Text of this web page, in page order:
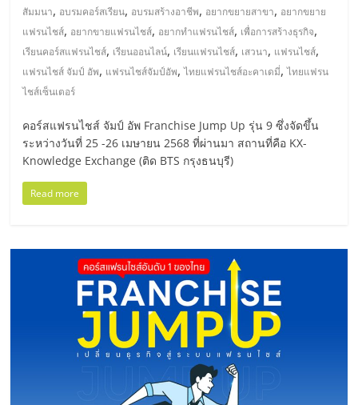
แฟ
รน
ไชส์
แฟ
รน
ขาย
หน้า
บ้าน
ลงทุน
น้อย
สัมมนา, อบรมคอร์สเรียน, อบรมสร้างอาชีพ, อยากขยายสาขา, อยากขยาย
แฟรนไชส์, อยากขายแฟรนไชส์, อยากทำแฟรนไชส์, เพื่อการสร้างธุรกิจ,
เรียนคอร์สแฟรนไชส์, เรียนออนไลน์, เรียนแฟรนไชส์, เสวนา, แฟรนไชส์,
แฟรนไชส์ จัมป์ อัพ, แฟรนไชส์จัมป์อัพ,ไทยแฟรนไชส์อะคาเดมี่,ไทยแฟรน
ไชส์เซ็นเตอร์
คอร์สแฟรนไชส์ จัมป์ อัพ Franchise Jump Up รุ่น 9 ซึ่งจัดขึ้น
ระหว่างวันที่ 25 -26 เมษายน 2568 ที่ผ่านมา สถานที่คือ KX-
Knowledge Exchange (ติด BTS กรุงธนบุรี)
Read more